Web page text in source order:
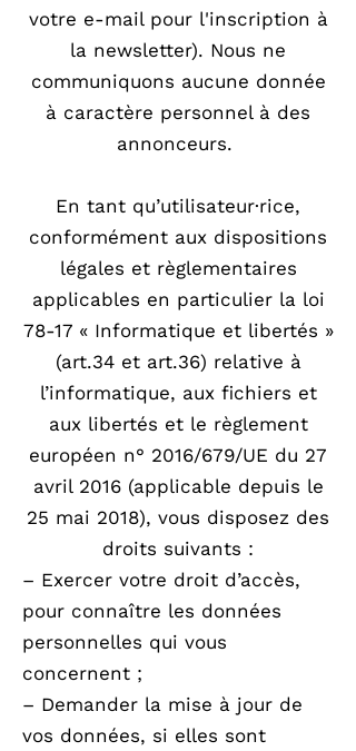
votre e-mail pour l'inscription à
la newsletter). Nous ne
communiquons aucune donnée
à caractère personnel à des
annonceurs.
En tant qu’utilisateur·rice,
conformément aux dispositions
légales et règlementaires
applicables en particulier la loi
78-17 « Informatique et libertés »
(art.34 et art.36) relative à
l’informatique, aux fichiers et
aux libertés et le règlement
européen n° 2016/679/UE du 27
avril 2016 (applicable depuis le
25 mai 2018), vous disposez des
droits suivants :
– Exercer votre droit d’accès,
pour connaître les données
personnelles qui vous
concernent ;
– Demander la mise à jour de
vos données, si elles sont